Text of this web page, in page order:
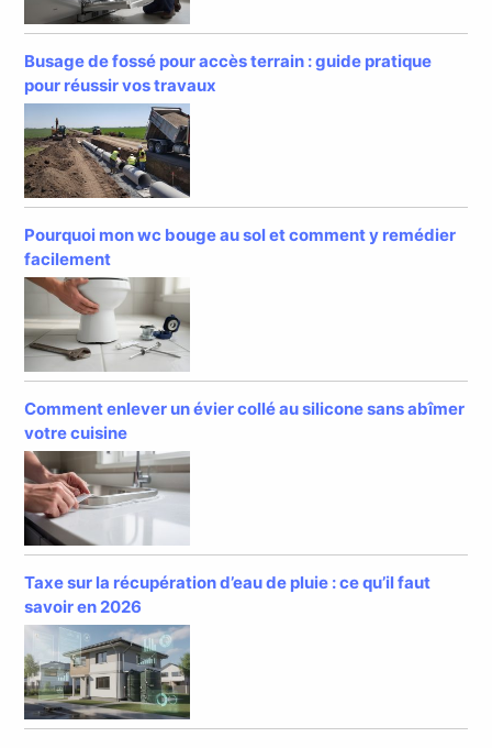
Busage de fossé pour accès terrain : guide pratique
pour réussir vos travaux
Pourquoi mon wc bouge au sol et comment y remédier
facilement
Comment enlever un évier collé au silicone sans abîmer
votre cuisine
Taxe sur la récupération d’eau de pluie : ce qu’il faut
savoir en 2026